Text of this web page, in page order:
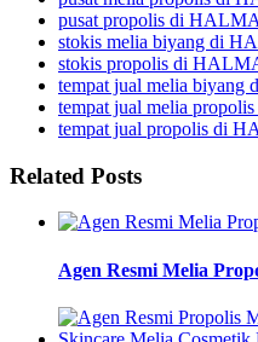
pusat propolis di
stokis melia biyang di
stokis propolis di
tempat jual melia
tempat jual melia
tempat jual propolis di
Related Posts
Agen Resmi Melia